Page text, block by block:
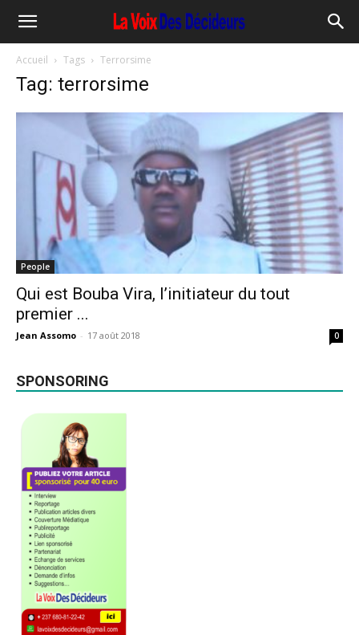
Accueil Tags Terrorsime
Tag: terrorsime
People
Qui est Bouba Vira, l’initiateur du tout
premier ...
Jean Assomo - 17 août 2018 0
SPONSORING